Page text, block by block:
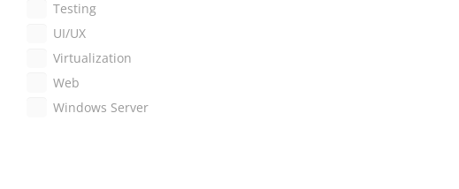
Testing
UI/UX
Virtualization
Web
Windows Server